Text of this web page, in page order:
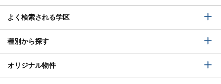
よく検索される学区
種別から探す
オリジナル物件